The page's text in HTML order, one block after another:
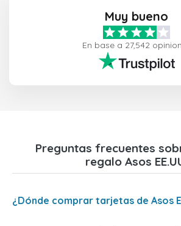
Muy bueno
En base a 27,542
Preguntas frecuentes
regalo Asos
¿Dónde comprar tarjetas de Asos